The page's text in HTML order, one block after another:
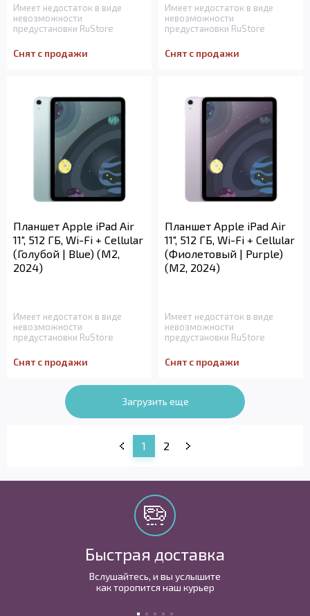
Имеет недостаток в виде
невозможности
предустановки RuStore
Снят с продажи
Имеет недостаток в виде
невозможности
предустановки RuStore
Снят с продажи
Планшет Apple iPad Air
11", 512 ГБ, Wi-Fi + Cellular
(Голубой | Blue) (M2,
2024)
Имеет недостаток в виде
невозможности
предустановки RuStore
Снят с продажи
Планшет Apple iPad Air
11", 512 ГБ, Wi-Fi + Cellular
(Фиолетовый | Purple)
(M2, 2024)
Имеет недостаток в виде
невозможности
предустановки RuStore
Снят с продажи
Загрузить еще
1 2
Быстрая доставка
Вслушайтесь, и вы услышите
как торопится наш курьер